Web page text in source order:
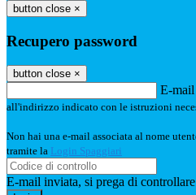
button close ×
Recupero password
button close ×
E-mail
all'indirizzo indicato con le istruzioni
Non hai una e-mail associata al nome
tramite la Login Spaggiari
E-mail inviata, si prega di